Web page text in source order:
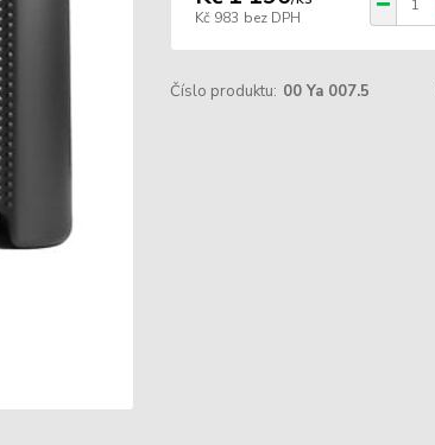
Kč 983 bez DPH
Číslo produktu: 00 Ya 007.5